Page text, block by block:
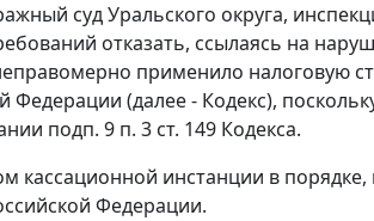
суд Уральского округа,
отказать, ссылаясь на
применило налоговую
Федерации (далее - Кодекс),
подп. 9 п. 3 ст. 149 Кодекса.
кассационной инстанции в
Федерации.